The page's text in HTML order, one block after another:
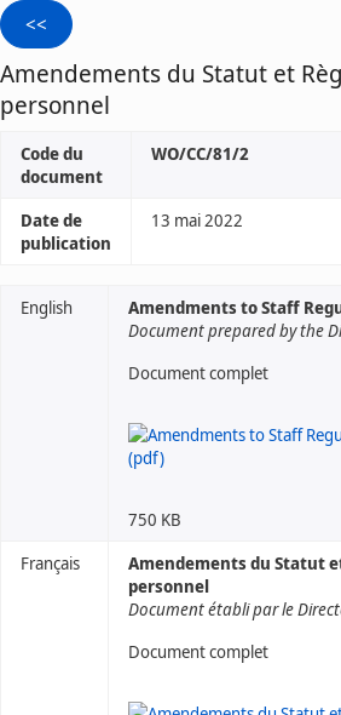
Amendements du Statut et
personnel
Code du
document
WO/CC/81/2
Date de
publication
13 mai 2022
English
Amendments to Staff
Document prepared by the
Document complet
750 KB
Français
Amendements du Statut
personnel
Document établi par le
Document complet